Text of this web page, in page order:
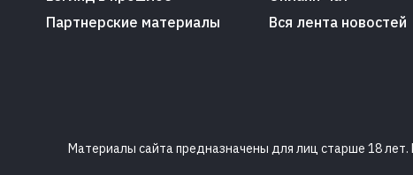
Партнерские материалы
Вся лента новостей
Материалы сайта предназначены для лиц старше 18 лет.